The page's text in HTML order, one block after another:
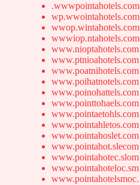
.wwwpointahotels.com
wp.wwointahotels.com
wwop.wintahotels.com
wwwiop.ntahotels.com
www.nioptahotels.com
www.ptnioahotels.com
www.poatnihotels.com
www.poihatnotels.com
www.poinohattels.com
www.pointtohaels.com
www.pointaetohls.com
www.pointahletos.com
www.pointahoslet.com
www.pointahot.slecom
www.pointahotec.slom
www.pointahoteloc.sm
www.pointahotelsmoc.